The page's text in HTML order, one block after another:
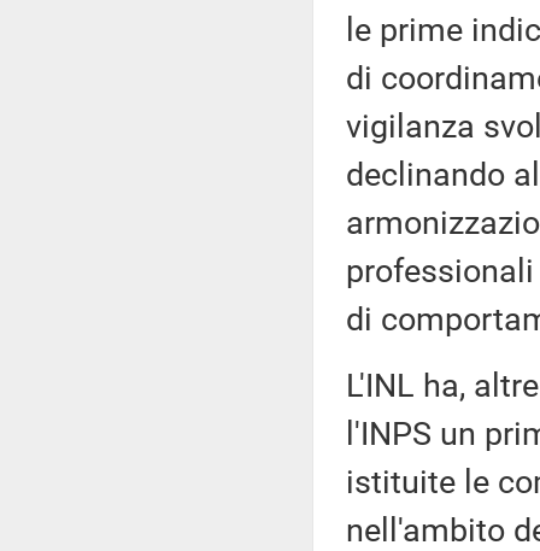
le prime
di
vigilanza
declinando
di
L'INL ha,
l'INPS un
istituite le
nell'ambito